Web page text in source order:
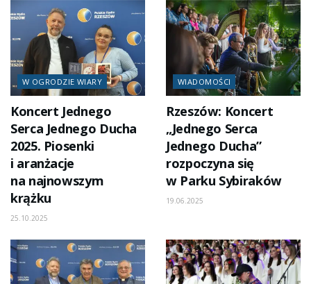
W OGRODZIE WIARY
Koncert Jednego
Serca Jednego Ducha
2025. Piosenki
i aranżacje
na najnowszym
krążku
25.10.2025
WIADOMOŚCI
Rzeszów: Koncert
„Jednego Serca
Jednego Ducha”
rozpoczyna się
w Parku Sybiraków
19.06.2025